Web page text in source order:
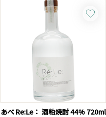
もちろんただ辛いだけでなく、そ
れに応える重厚な旨味とハードな
キレを持った深みのある辛さが特
季節限定酒の味わいをお試しくだ
あべ Re:Le： 酒粕焼酎 44% 720ml